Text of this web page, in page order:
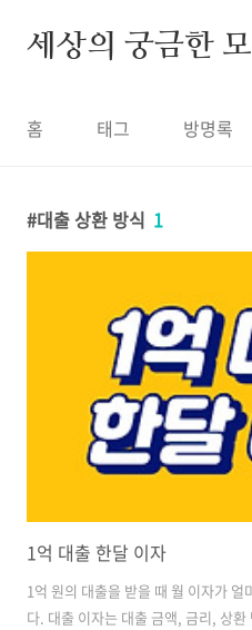
세상의 궁금한
홈 태그 방명록
대출 상환 방식 1
1억 대출 한달 이자
1억 원의 대출을 받을 때 월 이자가
다. 대출 이자는 대출 금액, 금리, 상